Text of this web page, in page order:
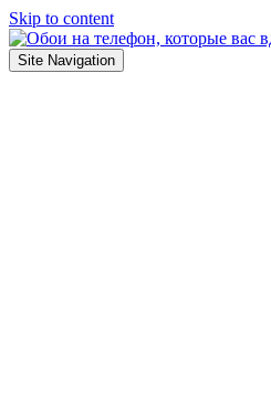
Skip to content
Site Navigation